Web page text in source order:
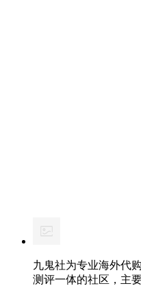
九鬼社为专业海外代
测评一体的社区，主